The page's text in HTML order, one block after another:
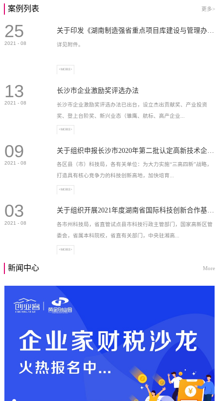
案例列表 更多>
25
2021 - 08 详见附件。
+MORE+
13
2021 - 08
长沙市企业激励奖评选办法
长沙市企业激励奖评选办法已出台，设立杰出贡献奖、产业投资
奖、登上台阶奖、新兴业态（雏鹰、航标、高产企业...
）奖等，最高奖励2...
+MORE+
09
2021 - 08
各区县（市）科技局，各有关单位：为大力实施“三高四新”战略，
打造具有核心竞争力的科技创新高地，加快培育...
高新技术企业，充分...
+MORE+
03
2021 - 08
关于组织开展2021年度湖南省国际科技创新合作基地申报工作的通知
各市州科技局，省直管试点县市科技行政主管部门，国家高新区管
委会，省属本科院校，省直有关部门，中央驻湘高...
+MORE+
新闻中心 More